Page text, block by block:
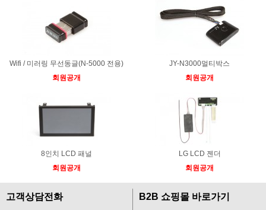
Wifi / 미러링 무선동글(N-5000 전용)
회원공개
JY-N3000멀티박스
회원공개
8인치 LCD 패널
회원공개
LG LCD 젠더
회원공개
고객상담전화
B2B 쇼핑몰 바로가기